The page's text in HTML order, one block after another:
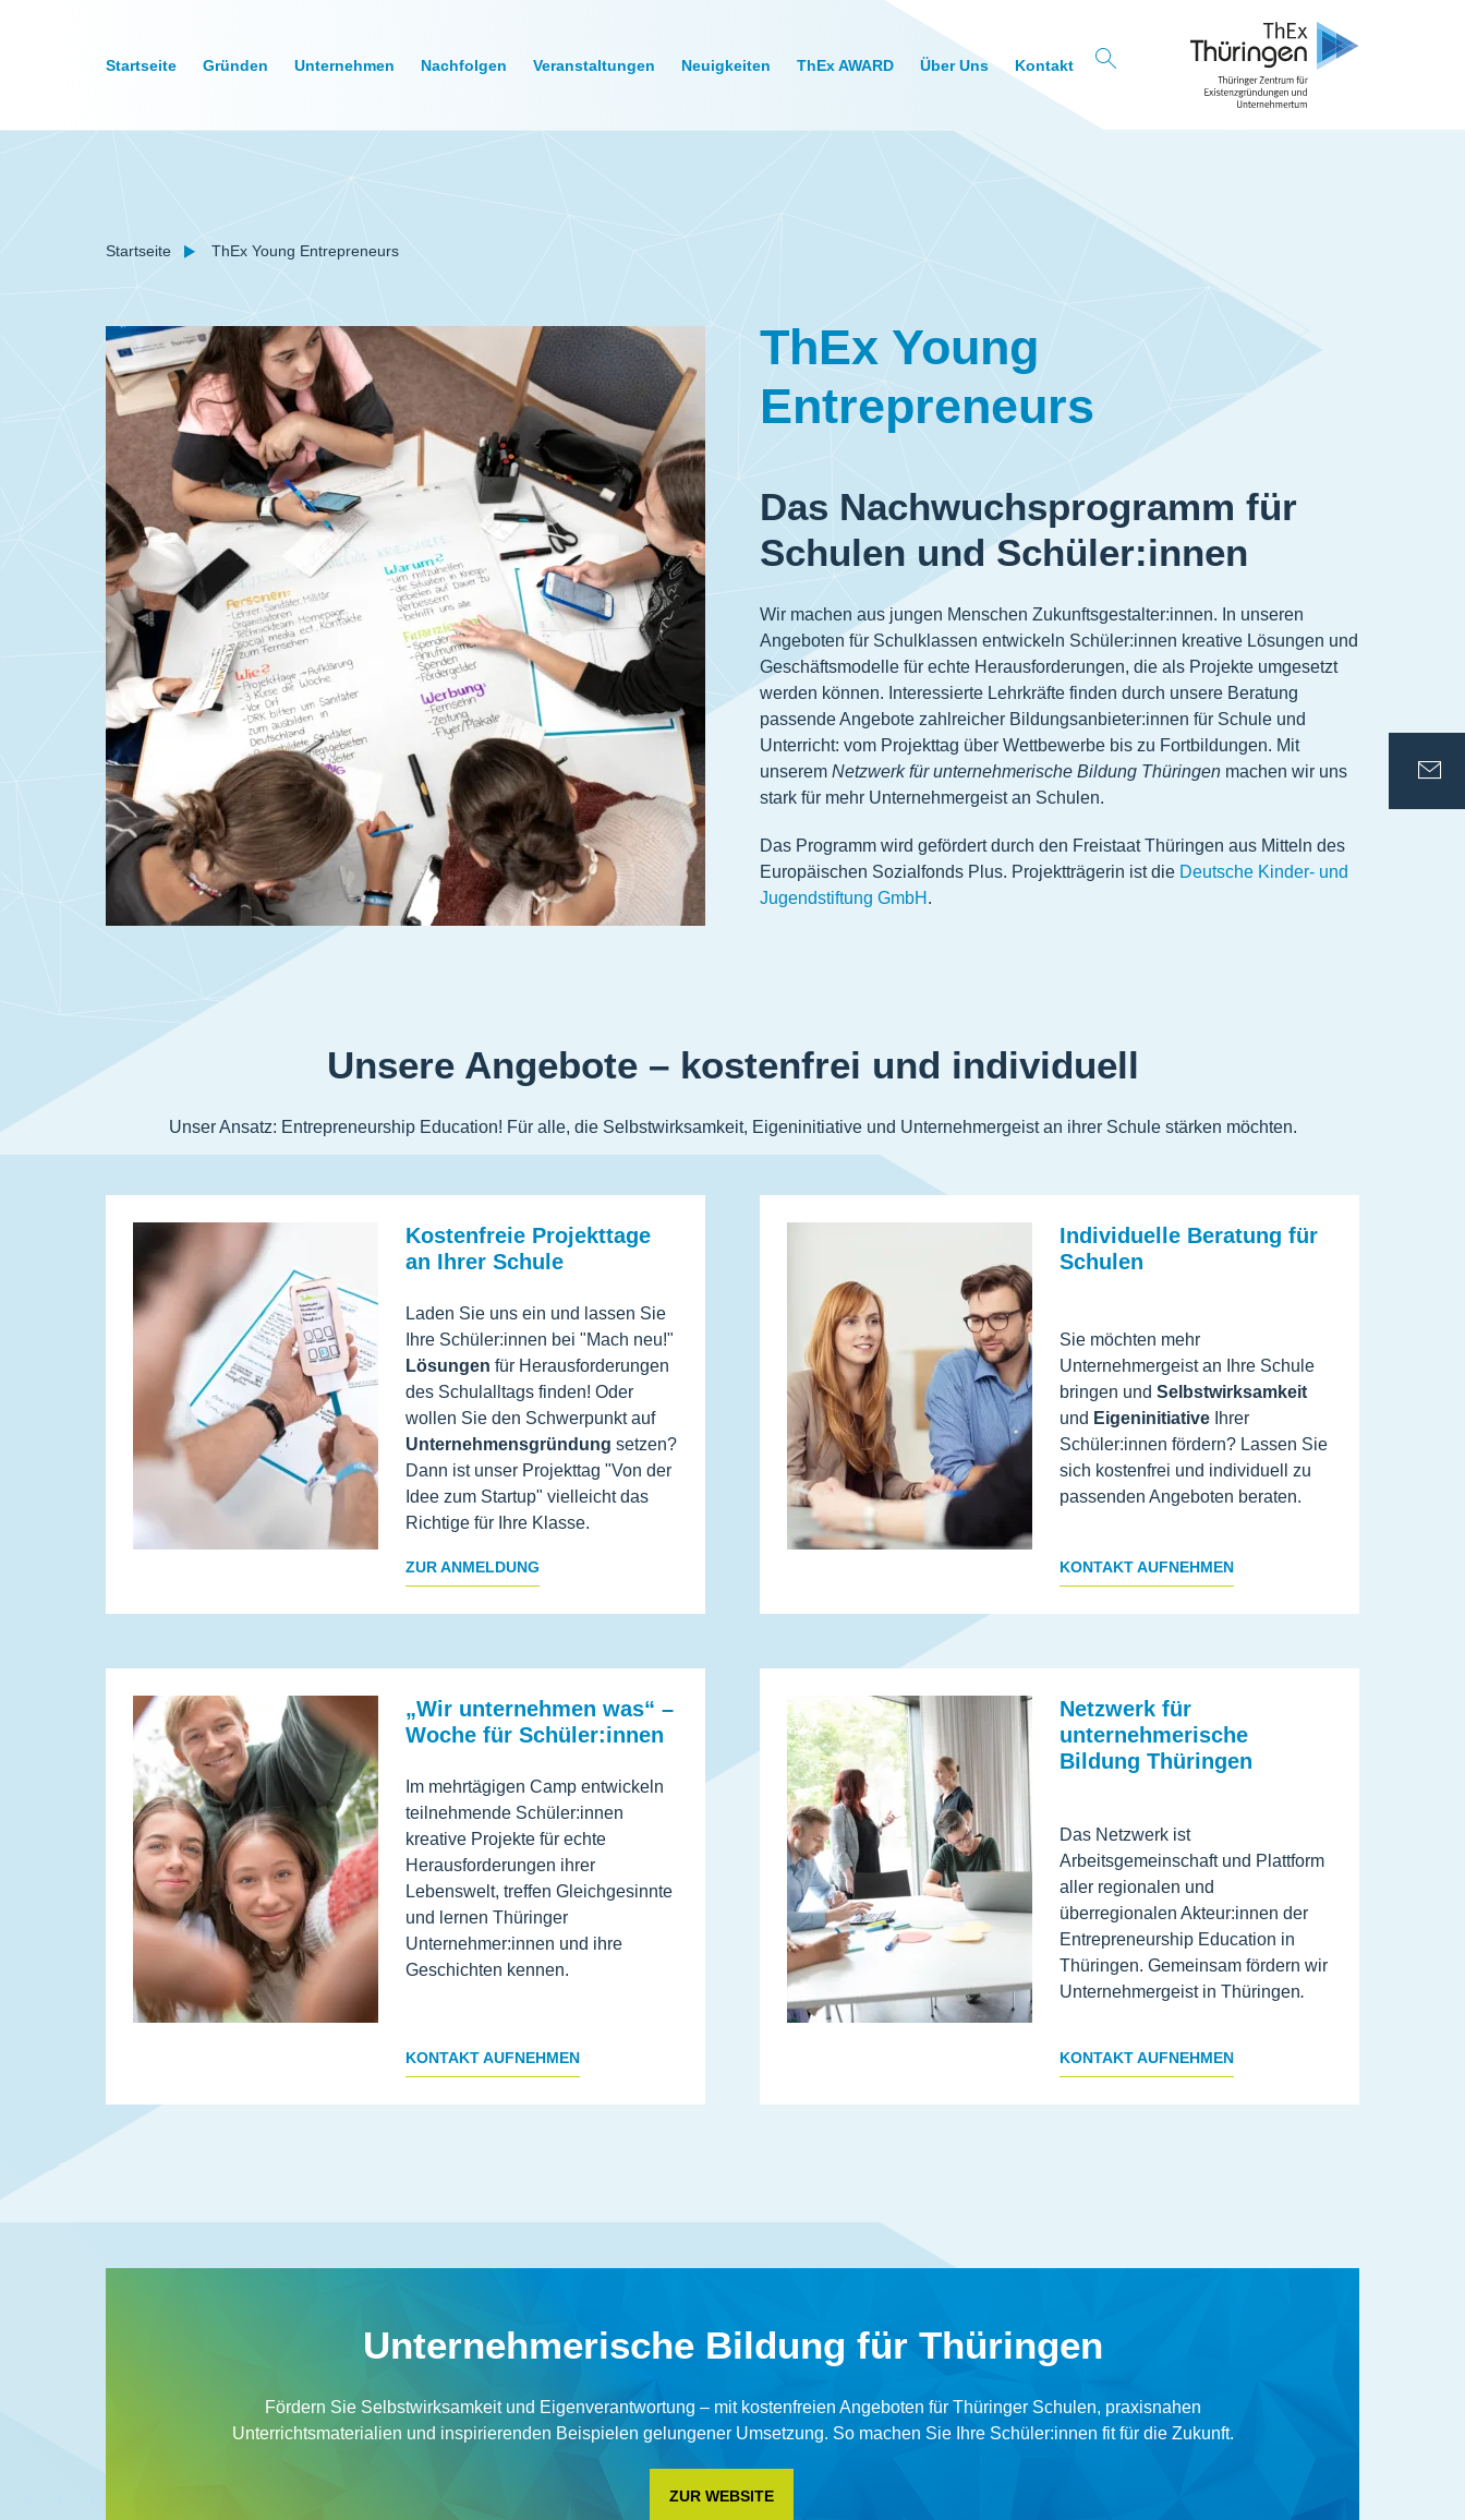
Startseite Gründen Unternehmen Nachfolgen Veranstaltungen Neuigkeiten ThEx AWARD Über Uns Kontakt
Startseite ThEx Young Entrepreneurs
ThEx Young
Entrepreneurs
Das Nachwuchsprogramm für
Schulen und Schüler:innen
Wir machen aus jungen Menschen Zukunftsgestalter:innen. In unseren
Angeboten für Schulklassen entwickeln Schüler:innen kreative Lösungen und
Geschäftsmodelle für echte Herausforderungen, die als Projekte umgesetzt
werden können. Interessierte Lehrkräfte finden durch unsere Beratung
passende Angebote zahlreicher Bildungsanbieter:innen für Schule und
Unterricht: vom Projekttag über Wettbewerbe bis zu Fortbildungen. Mit
unserem Netzwerk für unternehmerische Bildung Thüringen machen wir uns
stark für mehr Unternehmergeist an Schulen.
Das Programm wird gefördert durch den Freistaat Thüringen aus Mitteln des
Europäischen Sozialfonds Plus. Projektträgerin ist die Deutsche Kinder- und
Jugendstiftung GmbH .
Unsere Angebote – kostenfrei und individuell
Unser Ansatz: Entrepreneurship Education! Für alle, die Selbstwirksamkeit, Eigeninitiative und Unternehmergeist an ihrer Schule stärken möchten.
Kostenfreie Projekttage
an Ihrer Schule
Laden Sie uns ein und lassen Sie
Ihre Schüler:innen bei "Mach neu!"
Lösungen für Herausforderungen
des Schulalltags finden! Oder
wollen Sie den Schwerpunkt auf
Unternehmensgründung setzen?
Dann ist unser Projekttag "Von der
Idee zum Startup" vielleicht das
Richtige für Ihre Klasse.
ZUR ANMELDUNG
Individuelle Beratung für
Schulen
Sie möchten mehr
Unternehmergeist an Ihre Schule
bringen und Selbstwirksamkeit
und Eigeninitiative Ihrer
Schüler:innen fördern? Lassen Sie
sich kostenfrei und individuell zu
passenden Angeboten beraten.
KONTAKT AUFNEHMEN
„Wir unternehmen was“ –
Woche für Schüler:innen
Im mehrtägigen Camp entwickeln
teilnehmende Schüler:innen
kreative Projekte für echte
Herausforderungen ihrer
Lebenswelt, treffen Gleichgesinnte
und lernen Thüringer
Unternehmer:innen und ihre
Geschichten kennen.
KONTAKT AUFNEHMEN
Netzwerk für
unternehmerische
Bildung Thüringen
Das Netzwerk ist
Arbeitsgemeinschaft und Plattform
aller regionalen und
überregionalen Akteur:innen der
Entrepreneurship Education in
Thüringen. Gemeinsam fördern wir
Unternehmergeist in Thüringen.
KONTAKT AUFNEHMEN
Unter­nehmerische Bildung für Thüringen
Fördern Sie Selbstwirksamkeit und Eigenverantwortung – mit kostenfreien Angeboten für Thüringer Schulen, praxisnahen
Unterrichtsmaterialien und inspirierenden Beispielen gelungener Umsetzung. So machen Sie Ihre Schüler:innen fit für die Zukunft.
ZUR WEBSITE